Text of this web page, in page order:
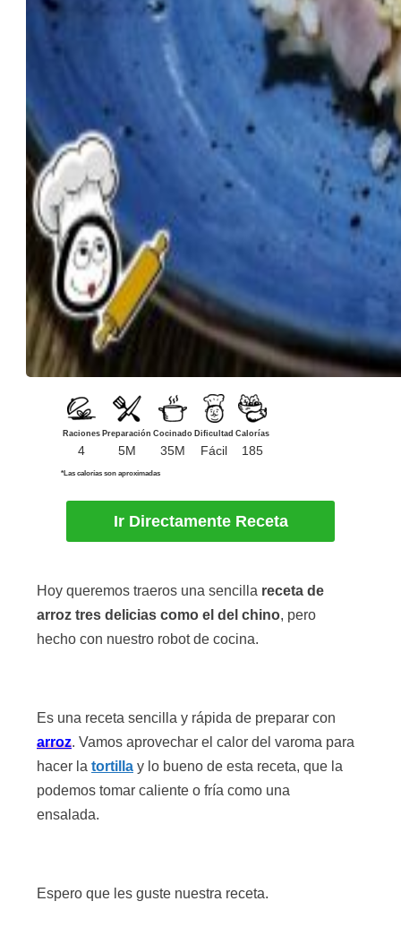
Raciones
4
Preparación
5M
Cocinado
35M
Dificultad
Fácil
Calorías
185
*Las calorías son aproximadas
Ir Directamente Receta
Hoy queremos traeros una sencilla receta de
arroz tres delicias como el del chino, pero
hecho con nuestro robot de cocina.
Es una receta sencilla y rápida de preparar con
arroz. Vamos aprovechar el calor del varoma para
hacer la tortilla y lo bueno de esta receta, que la
podemos tomar caliente o fría como una
ensalada.
Espero que les guste nuestra receta.